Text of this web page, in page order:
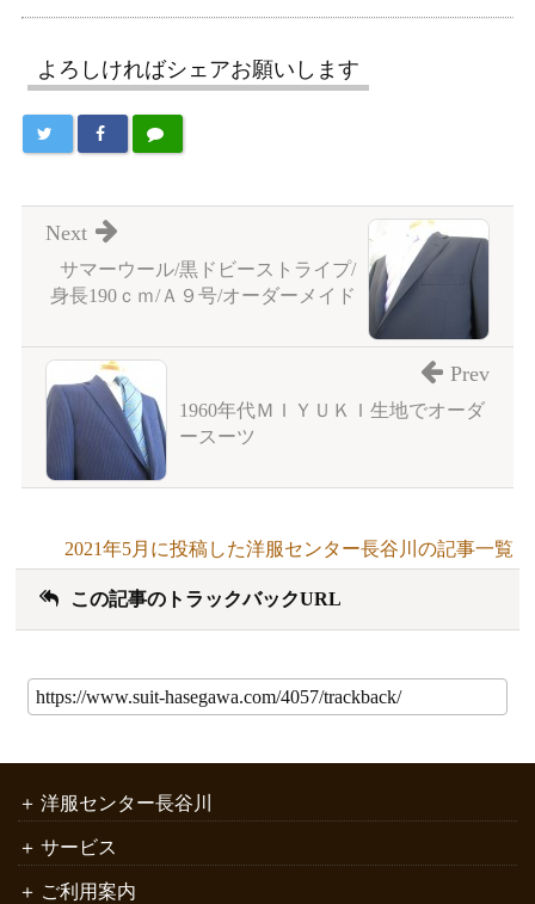
よろしければシェアお願いします
サマーウール/黒ドビーストライプ/
身長190ｃｍ/Ａ９号/オーダーメイド
Next
1960年代ＭＩＹＵＫＩ生地でオーダ
ースーツ
Prev
2021年5月に投稿した洋服センター長谷川の記事一覧
この記事のトラックバックURL
洋服センター長谷川
サービス
ご利用案内